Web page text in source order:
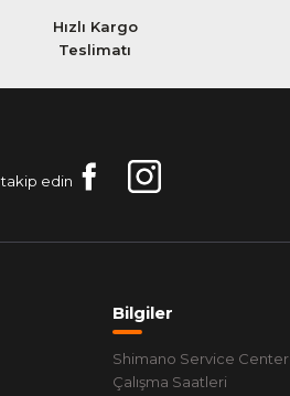
Hızlı Kargo
Teslimatı
edin
Bilgiler
Shimano Service Center
Çalışma Saatleri